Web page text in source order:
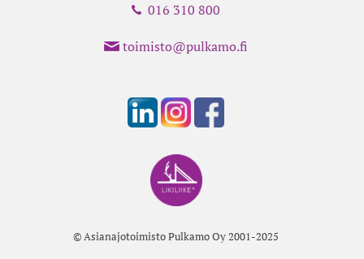
016 310 800
toimisto@pulkamo.fi
© Asianajotoimisto Pulkamo Oy 2001-2025